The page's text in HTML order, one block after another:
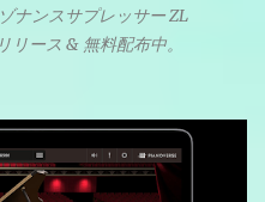
ナンスサプレッサー ZL
ース & 無料配布中。